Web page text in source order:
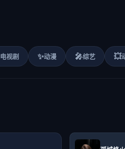
电视剧 ✨动漫 🎤综艺 💥